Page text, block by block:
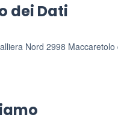
dei Dati
Nord 2998